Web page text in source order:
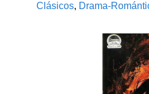
Clásicos, Drama-